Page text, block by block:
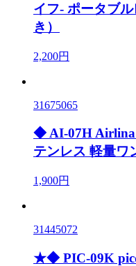
イフ- ポータブ
き）
2,200円
31675065
◆ AI-07H Airlina
テンレス 軽量ワ
1,900円
31445072
★◆ PIC-09K